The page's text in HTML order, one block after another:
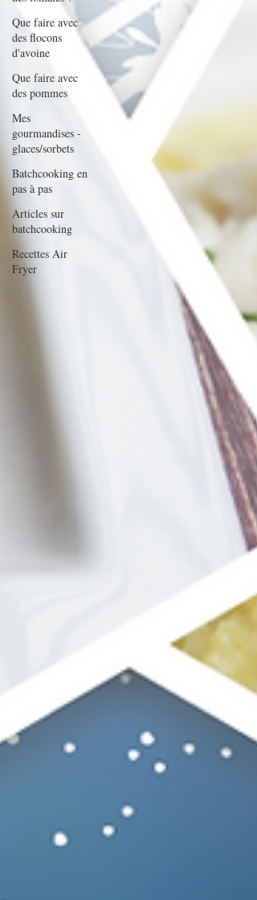
Que faire avec
des flocons
d'avoine
Que faire avec
des pommes
Mes
gourmandises -
glaces/sorbets
Batchcooking en
pas à pas
Articles sur
batchcooking
Recettes Air
Fryer